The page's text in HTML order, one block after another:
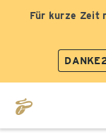
Für kurze Zeit